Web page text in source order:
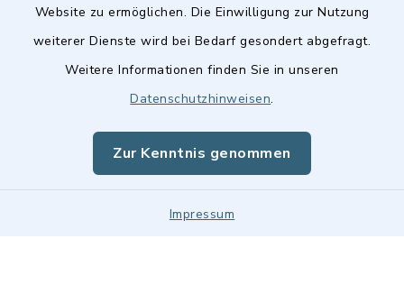
Website zu ermöglichen. Die Einwilligung zur Nutzung
weiterer Dienste wird bei Bedarf gesondert abgefragt.
Weitere Informationen finden Sie in unseren
Datenschutzhinweisen.
Zur Kenntnis genommen
Impressum
Barrierefreiheit
Datenschutz
Impressum
Sitemap
Cookie-Einstellungen